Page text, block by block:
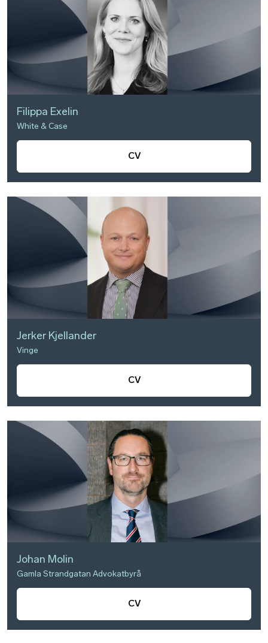
Filippa Exelin
White & Case
CV
Jerker Kjellander
Vinge
CV
Johan Molin
Gamla Strandgatan Advokatbyrå
CV